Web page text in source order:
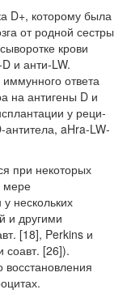
D+, которому была
от родной сестры
крови
и анти-LW.
ответа
на антигены D и
у реци­
aHra-LW-
при некоторых
мере
не­скольких
и другими
[18], Perkins и
соавт. [26]).